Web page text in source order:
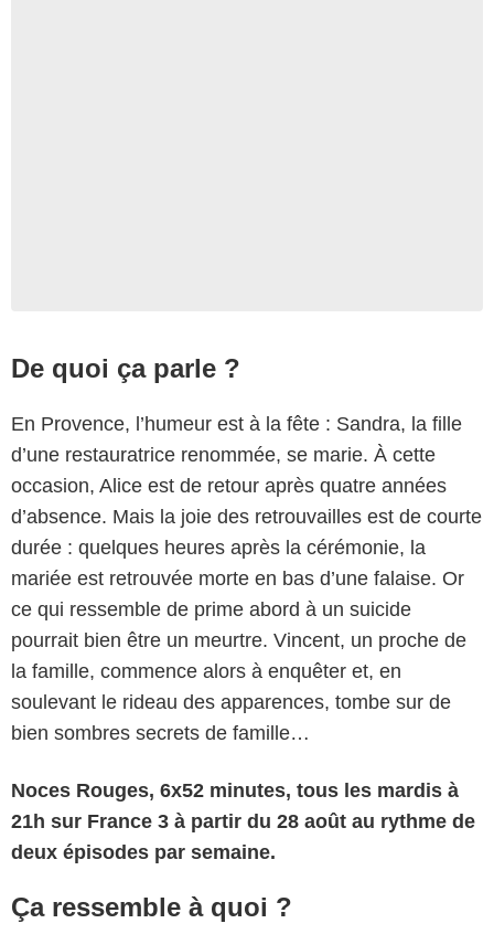
De quoi ça parle ?
En Provence, l’humeur est à la fête : Sandra, la fille
d’une restauratrice renommée, se marie. À cette
occasion, Alice est de retour après quatre années
d’absence. Mais la joie des retrouvailles est de courte
durée : quelques heures après la cérémonie, la
mariée est retrouvée morte en bas d’une falaise. Or
ce qui ressemble de prime abord à un suicide
pourrait bien être un meurtre. Vincent, un proche de
la famille, commence alors à enquêter et, en
soulevant le rideau des apparences, tombe sur de
bien sombres secrets de famille…
Noces Rouges, 6x52 minutes, tous les mardis à
21h sur France 3 à partir du 28 août au rythme de
deux épisodes par semaine.
Ça ressemble à quoi ?